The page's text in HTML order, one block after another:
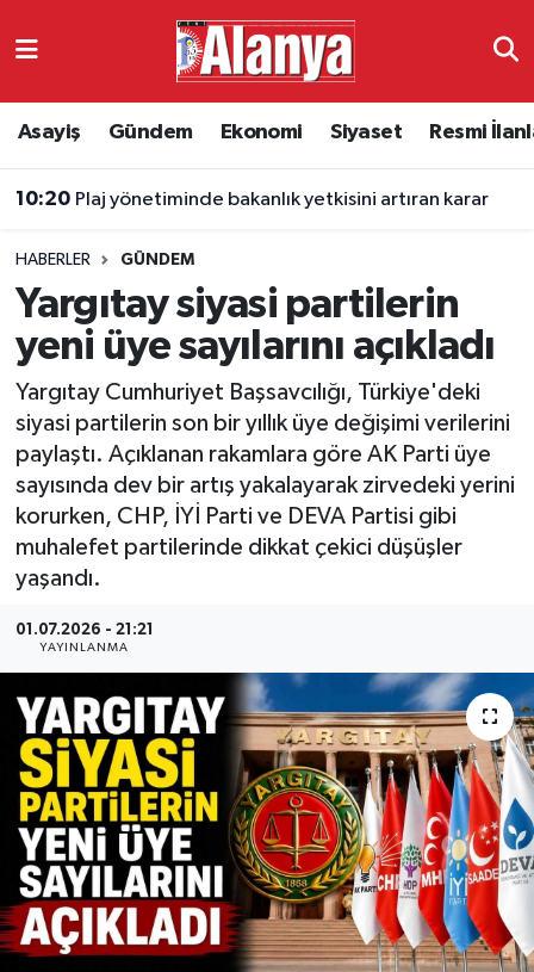
Asayiş Gündem Ekonomi Siyaset Resmi
10:20 Plaj yönetiminde bakanlık yetkisini artıran karar
HABERLER GÜNDEM
Yargıtay siyasi partilerin
yeni üye sayılarını açıkladı
Yargıtay Cumhuriyet Başsavcılığı, Türkiye'deki
siyasi partilerin son bir yıllık üye değişimi verilerini
paylaştı. Açıklanan rakamlara göre AK Parti üye
sayısında dev bir artış yakalayarak zirvedeki yerini
korurken, CHP, İYİ Parti ve DEVA Partisi gibi
muhalefet partilerinde dikkat çekici düşüşler
yaşandı.
01.07.2026 - 21:21
YAYINLANMA
Ekonomi
Resmi İlanlar
Alanyaspor
Turizm
E-Gazete
Antalya Namaz Vakitleri
Süper Lig Puan Durumu ve Fikstür
Tüm Manşetler
Son Dakika Haberleri
Haber Arşivi